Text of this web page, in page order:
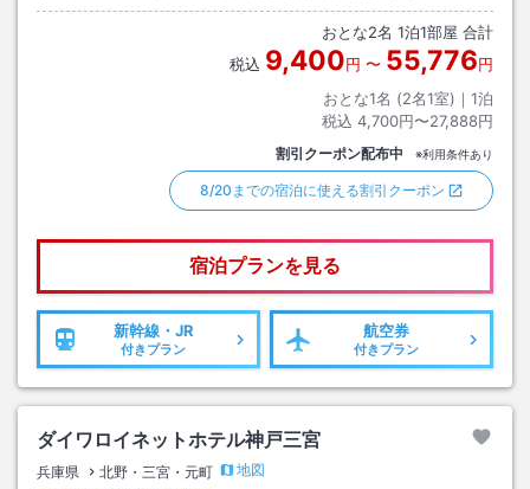
おとな2名 1泊1部屋 合計
税込 9,400円 〜 55,776円
おとな1名 (2名1室)｜ 1泊
税込 4,700円〜27,888円
割引クーポン配布中 ※利用条件あり
8/20までの宿泊に使える割引クーポン
宿泊プランを見る
新幹線・JR
付きプラン
航空券
付きプラン
ダイワロイネットホテル神戸三宮
兵庫県 北野・三宮・元町
地図